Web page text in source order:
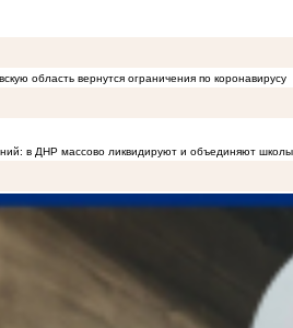
область вернутся ограничения по коронавирусу
в ДНР массово ликвидируют и объединяют